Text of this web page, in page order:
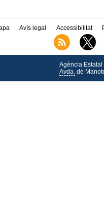
Avís legal Accessibilitat
Agència
Avda.de